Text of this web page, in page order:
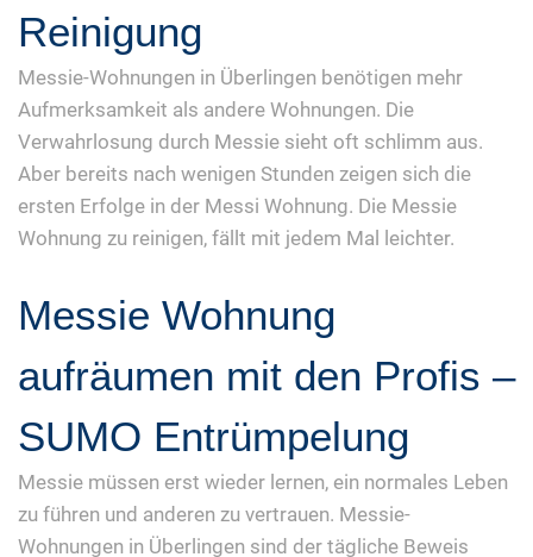
Reinigung
Messie-Wohnungen in Überlingen benötigen mehr
Aufmerksamkeit als andere Wohnungen. Die
Verwahrlosung durch Messie sieht oft schlimm aus.
Aber bereits nach wenigen Stunden zeigen sich die
ersten Erfolge in der Messi Wohnung. Die Messie
Wohnung zu reinigen, fällt mit jedem Mal leichter.
Messie Wohnung
aufräumen mit den Profis –
SUMO Entrümpelung
Messie müssen erst wieder lernen, ein normales Leben
zu führen und anderen zu vertrauen. Messie-
Wohnungen in Überlingen sind der tägliche Beweis